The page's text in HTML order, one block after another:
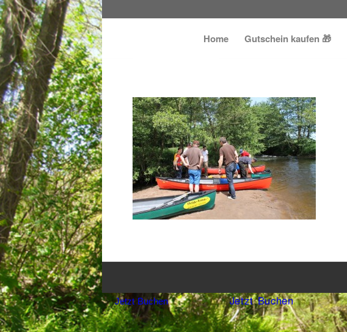
Home Gutschein kaufen 🎁
Jetzt Buchen Jetzt Buchen